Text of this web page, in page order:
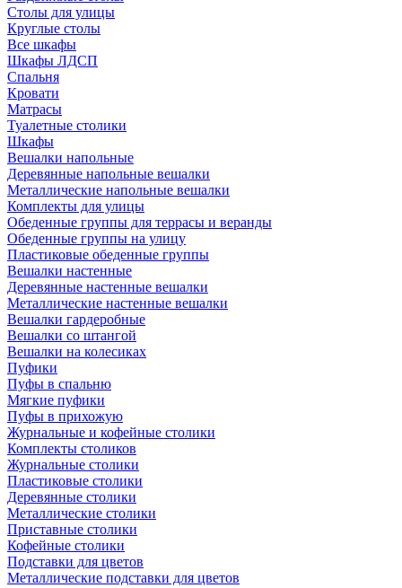
Столы для улицы
Круглые столы
Все шкафы
Шкафы ЛДСП
Спальня
Кровати
Матрасы
Туалетные столики
Шкафы
Вешалки напольные
Деревянные напольные вешалки
Металлические напольные вешалки
Комплекты для улицы
Обеденные группы для террасы и веранды
Обеденные группы на улицу
Пластиковые обеденные группы
Вешалки настенные
Деревянные настенные вешалки
Металлические настенные вешалки
Вешалки гардеробные
Вешалки со штангой
Вешалки на колесиках
Пуфики
Пуфы в спальню
Мягкие пуфики
Пуфы в прихожую
Журнальные и кофейные столики
Комплекты столиков
Журнальные столики
Пластиковые столики
Деревянные столики
Металлические столики
Приставные столики
Кофейные столики
Подставки для цветов
Металлические подставки для цветов